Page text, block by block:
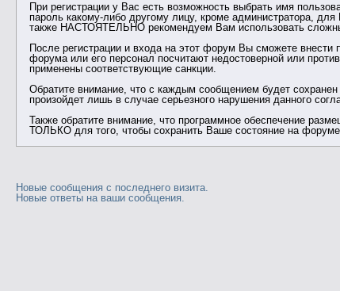
При регистрации у Вас есть возможность выбрать имя
пароль какому-либо другому лицу, кроме администратора,
также НАСТОЯТЕЛЬНО рекомендуем Вам использовать
После регистрации и входа на этот форум Вы сможете
форума или его персонал посчитают недостоверной или
применены соответствующие санкции.
Обратите внимание, что с каждым сообщением будет
произойдет лишь в случае серьезного нарушения данного
Также обратите внимание, что программное обеспечение
ТОЛЬКО для того, чтобы сохранить Ваше состояние на
Новые сообщения с последнего визита.
Новые ответы на ваши сообщения.